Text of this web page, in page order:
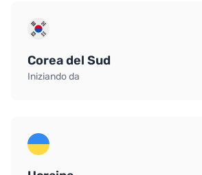
Corea del Sud
Iniziando da